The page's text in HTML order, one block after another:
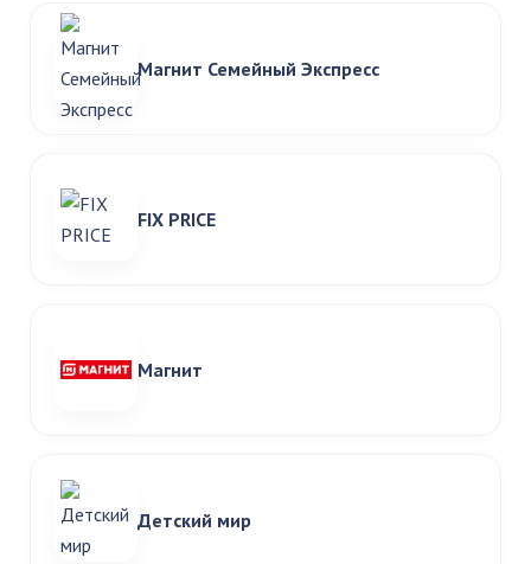
Магнит Семейный Экспресс
FIX PRICE
Магнит
Детский мир